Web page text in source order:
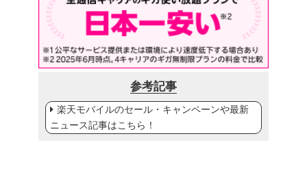
参考記事
楽天モバイルのセール・キャンペーンや最新
ニュース記事はこちら！